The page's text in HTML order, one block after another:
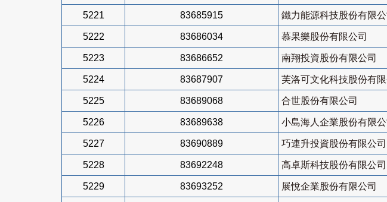
5221 83685915 鐵力能源科技股份有限公
5222 83686034 慕果樂股份有限公司
5223 83686652 南翔投資股份有限公司
5224 83687907 芙洛可文化科技股份有限
5225 83689068 合世股份有限公司
5226 83689638 小島海人企業股份有限公
5227 83690889 巧連升投資股份有限公司
5228 83692248 高卓斯科技股份有限公司
5229 83693252 展悅企業股份有限公司